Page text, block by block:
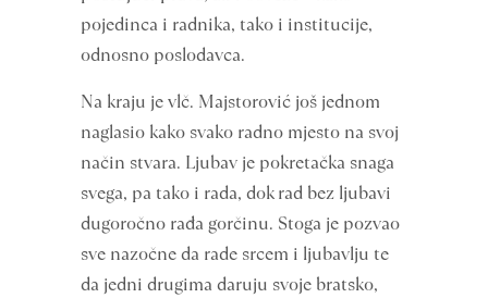
pojedinca i radnika, tako i institucije,
odnosno poslodavca.
Na kraju je vlč. Majstorović još jednom
naglasio kako svako radno mjesto na svoj
način stvara. Ljubav je pokretačka snaga
svega, pa tako i rada, dok rad bez ljubavi
dugoročno rađa gorčinu. Stoga je pozvao
sve nazočne da rade srcem i ljubavlju te
da jedni drugima daruju svoje bratsko,